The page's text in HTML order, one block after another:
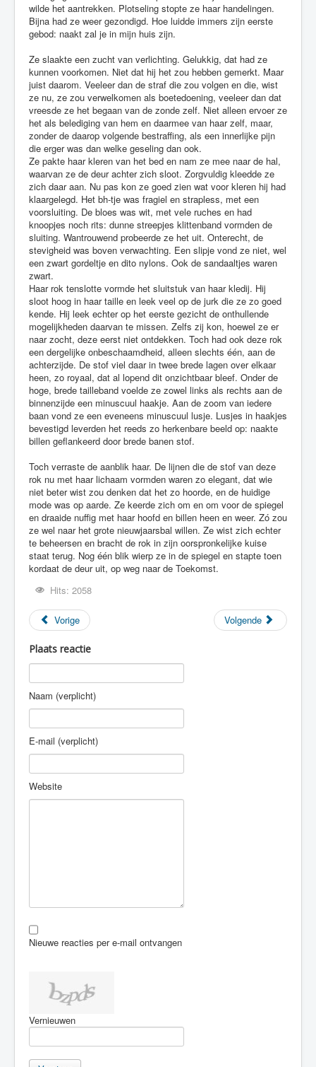
wilde het aantrekken. Plotseling stopte ze haar handelingen.
Bijna had ze weer gezondigd. Hoe luidde immers zijn eerste
gebod: naakt zal je in mijn huis zijn.
Ze slaakte een zucht van verlichting. Gelukkig, dat had ze
kunnen voorkomen. Niet dat hij het zou hebben gemerkt. Maar
juist daarom. Veeleer dan de straf die zou volgen en die, wist
ze nu, ze zou verwelkomen als boetedoening, veeleer dan dat
vreesde ze het begaan van de zonde zelf. Niet alleen ervoer ze
het als belediging van hem en daarmee van haar zelf, maar,
zonder de daarop volgende bestraffing, als een innerlijke pijn
die erger was dan welke geseling dan ook.
Ze pakte haar kleren van het bed en nam ze mee naar de hal,
waarvan ze de deur achter zich sloot. Zorgvuldig kleedde ze
zich daar aan. Nu pas kon ze goed zien wat voor kleren hij had
klaargelegd. Het bh-tje was fragiel en strapless, met een
voorsluiting. De bloes was wit, met vele ruches en had
knoopjes noch rits: dunne streepjes klittenband vormden de
sluiting. Wantrouwend probeerde ze het uit. Onterecht, de
stevigheid was boven verwachting. Een slipje vond ze niet, wel
een zwart gordeltje en dito nylons. Ook de sandaaltjes waren
zwart.
Haar rok tenslotte vormde het sluitstuk van haar kledij. Hij
sloot hoog in haar taille en leek veel op de jurk die ze zo goed
kende. Hij leek echter op het eerste gezicht de onthullende
mogelijkheden daarvan te missen. Zelfs zij kon, hoewel ze er
naar zocht, deze eerst niet ontdekken. Toch had ook deze rok
een dergelijke onbeschaamdheid, alleen slechts één, aan de
achterzijde. De stof viel daar in twee brede lagen over elkaar
heen, zo royaal, dat al lopend dit onzichtbaar bleef. Onder de
hoge, brede tailleband voelde ze zowel links als rechts aan de
binnenzijde een minuscuul haakje. Aan de zoom van iedere
baan vond ze een eveneens minuscuul lusje. Lusjes in haakjes
bevestigd leverden het reeds zo herkenbare beeld op: naakte
billen geflankeerd door brede banen stof.
Toch verraste de aanblik haar. De lijnen die de stof van deze
rok nu met haar lichaam vormden waren zo elegant, dat wie
niet beter wist zou denken dat het zo hoorde, en de huidige
mode was op aarde. Ze keerde zich om en om voor de spiegel
en draaide nuffig met haar hoofd en billen heen en weer. Zó zou
ze wel naar het grote nieuwjaarsbal willen. Ze wist zich echter
te beheersen en bracht de rok in zijn oorspronkelijke kuise
staat terug. Nog één blik wierp ze in de spiegel en stapte toen
kordaat de deur uit, op weg naar de Toekomst.
Hits: 2058
Vorige Volgende
Plaats reactie
Naam (verplicht)
E-mail (verplicht)
Website
Nieuwe reacties per e-mail ontvangen
Vernieuwen